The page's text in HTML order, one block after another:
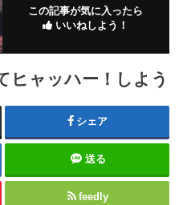
この記事が気に入ったら
いいねしよう！
ヒャッハー！しよう
シェア
送る
feedly